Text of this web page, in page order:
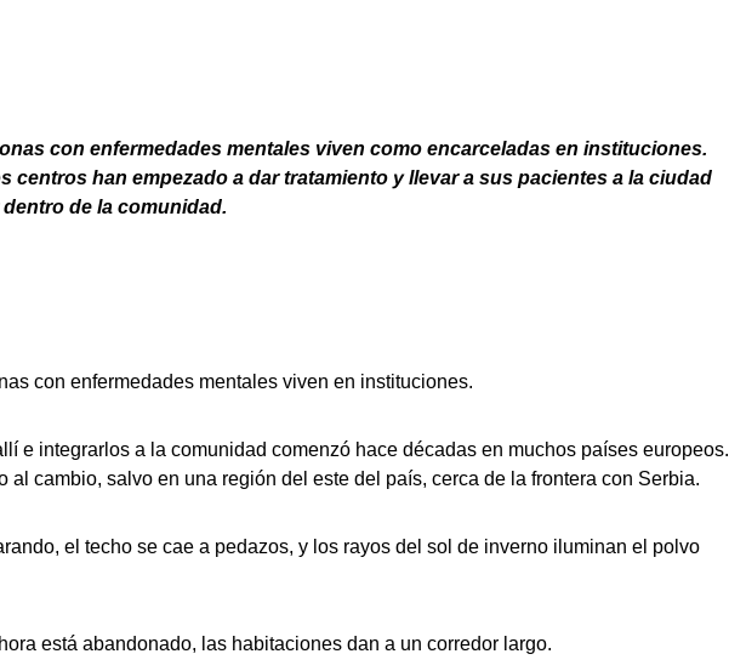
con enfermedades mentales viven como encarceladas en instituciones.
centros han empezado a dar tratamiento y llevar a sus pacientes a la ciudad
de la comunidad.
con enfermedades mentales viven en instituciones.
e integrarlos a la comunidad comenzó hace décadas en muchos países europeos.
al cambio, salvo en una región del este del país, cerca de la frontera con Serbia.
el techo se cae a pedazos, y los rayos del sol de inverno iluminan el polvo
está abandonado, las habitaciones dan a un corredor largo.